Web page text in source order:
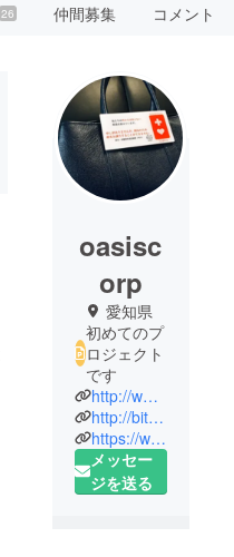
26 仲間募集 コメント
oasisc
orp
愛知県
初めてのプ
ロジェクト
です
http://www.oasiscorp.net/life-project/
http://bit.ly/2rS3Dvi
https://www.facebook.com/oasis.life.project/
メッセー
ジを送る